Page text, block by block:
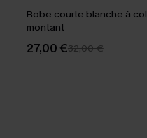
Robe courte blanche à col
montant
27,00 €32,00 €